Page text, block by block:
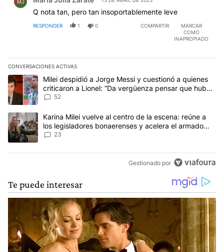
MJ
Q nota tan, pero tan insoportablemente leve
RESPONDER 1 0 COMPARTIR
MARCAR
COMO
INAPROPIADO
CONVERSACIONES ACTIVAS
Este listado muestra los artículos con más comentarios en los
Un artículo de tendencia con el título "Milei despidió a Jorge
Milei despidió a Jorge Messi y cuestionó a quienes
criticaron a Lionel: “Da vergüenza pensar que hubo
anti-Messi”
52
Un artículo de tendencia con el título "Karina Milei vuelve al
Karina Milei vuelve al centro de la escena: reúne a
los legisladores bonaerenses y acelera el armado
para 2027
23
Gestionado por